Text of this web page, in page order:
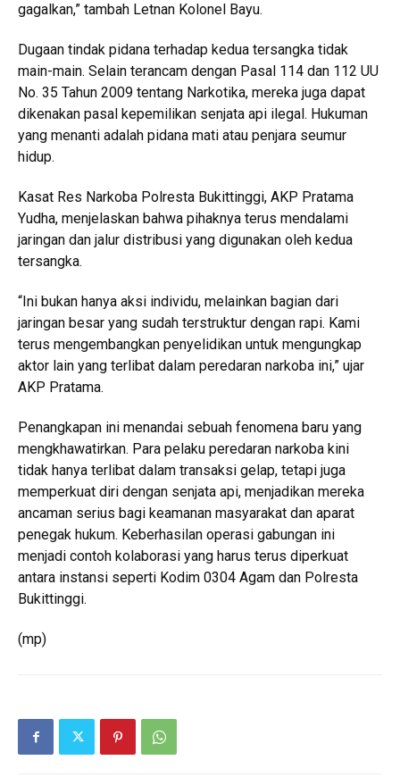
gagalkan,” tambah Letnan Kolonel Bayu.
Dugaan tindak pidana terhadap kedua tersangka tidak
main-main. Selain terancam dengan Pasal 114 dan 112 UU
No. 35 Tahun 2009 tentang Narkotika, mereka juga dapat
dikenakan pasal kepemilikan senjata api ilegal. Hukuman
yang menanti adalah pidana mati atau penjara seumur
hidup.
Kasat Res Narkoba Polresta Bukittinggi, AKP Pratama
Yudha, menjelaskan bahwa pihaknya terus mendalami
jaringan dan jalur distribusi yang digunakan oleh kedua
tersangka.
“Ini bukan hanya aksi individu, melainkan bagian dari
jaringan besar yang sudah terstruktur dengan rapi. Kami
terus mengembangkan penyelidikan untuk mengungkap
aktor lain yang terlibat dalam peredaran narkoba ini,” ujar
AKP Pratama.
Penangkapan ini menandai sebuah fenomena baru yang
mengkhawatirkan. Para pelaku peredaran narkoba kini
tidak hanya terlibat dalam transaksi gelap, tetapi juga
memperkuat diri dengan senjata api, menjadikan mereka
ancaman serius bagi keamanan masyarakat dan aparat
penegak hukum. Keberhasilan operasi gabungan ini
menjadi contoh kolaborasi yang harus terus diperkuat
antara instansi seperti Kodim 0304 Agam dan Polresta
Bukittinggi.
(mp)